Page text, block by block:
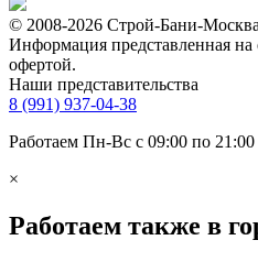
© 2008-2026 Строй-Бани-
Информация представленная на
офертой.
Наши представительства
8 (991) 937-04-38
Работаем Пн-Вс с 09:00 по 21:00
×
Работаем также в